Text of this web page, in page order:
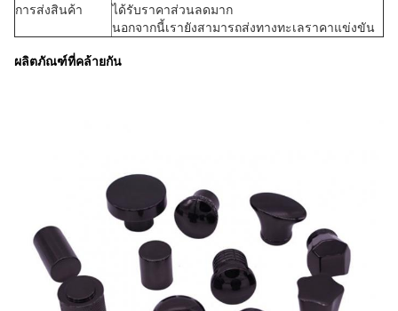
การส่งสินค้า
ได้รับราคาส่วนลดมาก
นอกจากนี้เรายังสามารถส่งทางทะเลราคาแข่งขัน
ผลิตภัณฑ์ที่คล้ายกัน